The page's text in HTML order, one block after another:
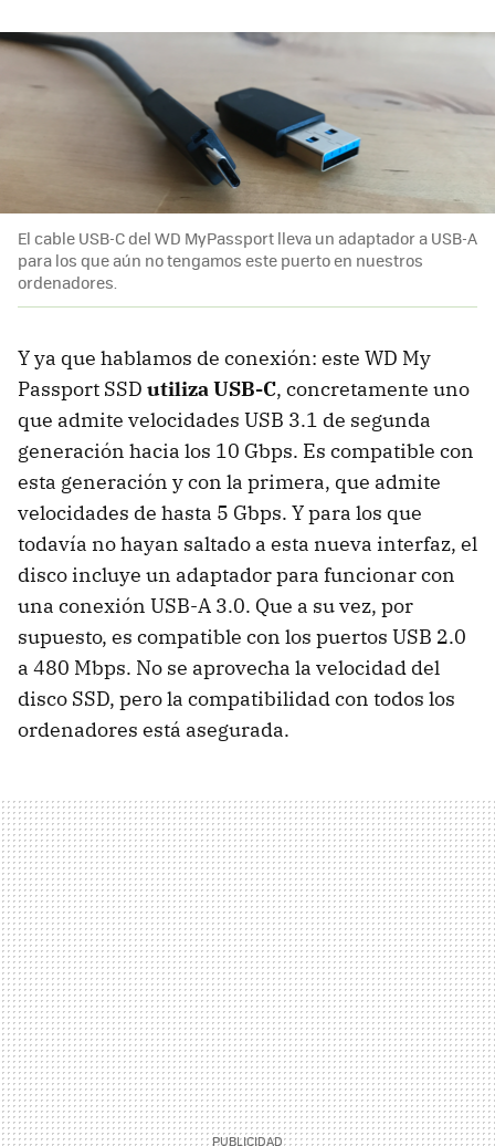
El cable USB-C del WD MyPassport lleva un adaptador a USB-A
para los que aún no tengamos este puerto en nuestros
ordenadores.
Y ya que hablamos de conexión: este WD My
Passport SSD utiliza USB-C, concretamente uno
que admite velocidades USB 3.1 de segunda
generación hacia los 10 Gbps. Es compatible con
esta generación y con la primera, que admite
velocidades de hasta 5 Gbps. Y para los que
todavía no hayan saltado a esta nueva interfaz, el
disco incluye un adaptador para funcionar con
una conexión USB-A 3.0. Que a su vez, por
supuesto, es compatible con los puertos USB 2.0
a 480 Mbps. No se aprovecha la velocidad del
disco SSD, pero la compatibilidad con todos los
ordenadores está asegurada.